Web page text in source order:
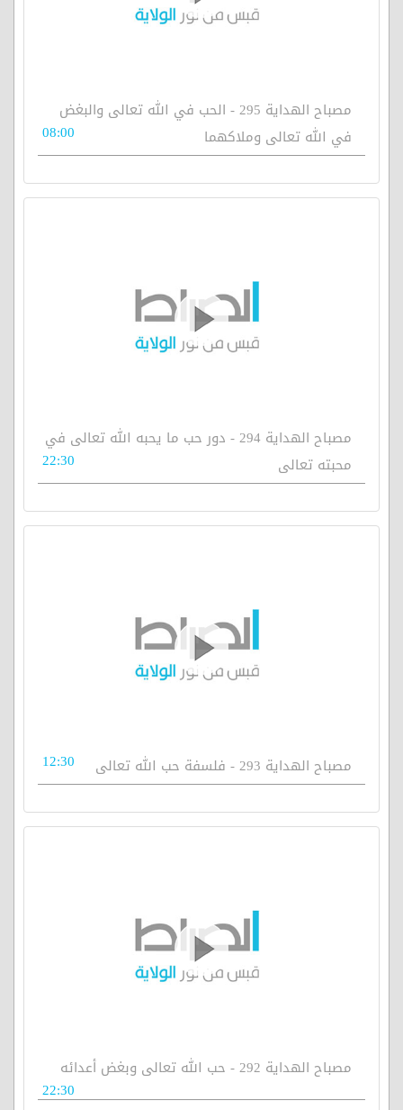
مصباح الهداية 295 - الحب في الله تعالى والبغض
في الله تعالى وملاكهما
08:00
مصباح الهداية 294 - دور حب ما يحبه الله تعالى في
محبته تعالى
22:30
مصباح الهداية 293 - فلسفة حب الله تعالى 12:30
مصباح الهداية 292 - حب الله تعالى وبغض أعدائه
22:30